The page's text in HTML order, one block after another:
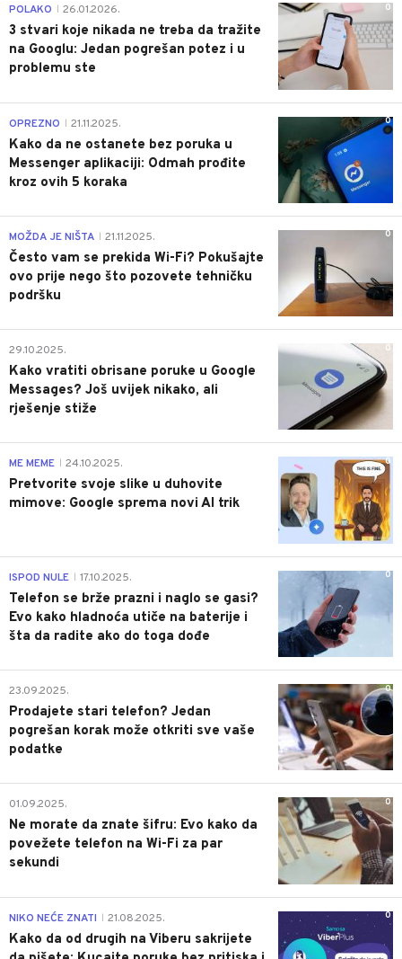
0
POLAKO 26.01.2026.
3 stvari koje nikada ne treba da tražite
na Googlu: Jedan pogrešan potez i u
problemu ste
0
OPREZNO 21.11.2025.
Kako da ne ostanete bez poruka u
Messenger aplikaciji: Odmah prođite
kroz ovih 5 koraka
0
MOŽDA JE NIŠTA 21.11.2025.
Često vam se prekida Wi-Fi? Pokušajte
ovo prije nego što pozovete tehničku
podršku
0
29.10.2025.
Kako vratiti obrisane poruke u Google
Messages? Još uvijek nikako, ali
rješenje stiže
0
ME MEME 24.10.2025.
Pretvorite svoje slike u duhovite
mimove: Google sprema novi AI trik
0
ISPOD NULE 17.10.2025.
Telefon se brže prazni i naglo se gasi?
Evo kako hladnoća utiče na baterije i
šta da radite ako do toga dođe
0
23.09.2025.
Prodajete stari telefon? Jedan
pogrešan korak može otkriti sve vaše
podatke
0
01.09.2025.
Ne morate da znate šifru: Evo kako da
povežete telefon na Wi-Fi za par
sekundi
0
NIKO NEĆE ZNATI 21.08.2025.
Kako da od drugih na Viberu sakrijete